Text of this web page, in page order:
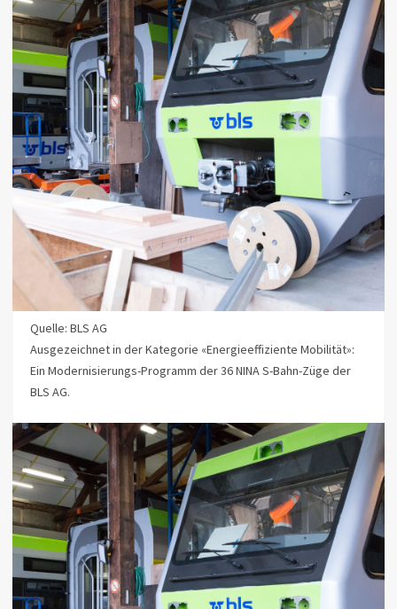
Quelle: BLS AG
Ausgezeichnet in der Kategorie «Energieeffiziente Mobilität»:
Ein Modernisierungs-Programm der 36 NINA S-Bahn-Züge der
BLS AG.